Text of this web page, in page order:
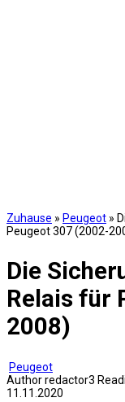
Zuhause » Peugeot »
Peugeot 307 (2002-
Die
Relais für
2008)
Peugeot
Authorredactor3
11.11.2020